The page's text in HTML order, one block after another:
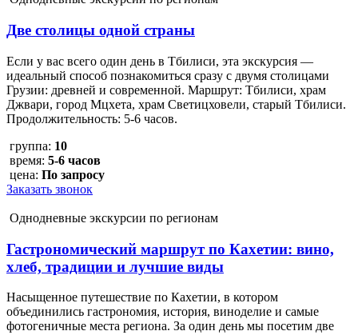
Две столицы одной страны
Если у вас всего один день в Тбилиси, эта экскурсия —
идеальный способ познакомиться сразу с двумя столицами
Грузии: древней и современной. Маршрут: Тбилиси, храм
Джвари, город Мцхета, храм Светицховели, старый Тбилиси.
Продолжительность: 5-6 часов.
группа: 10
время: 5-6 часов
цена: По запросу
Заказать звонок
Однодневные экскурсии по регионам
Гастрономический маршрут по Кахетии: вино,
хлеб, традиции и лучшие виды
Насыщенное путешествие по Кахетии, в котором
объединились гастрономия, история, виноделие и самые
фотогеничные места региона. За один день мы посетим две